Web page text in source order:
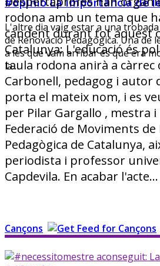
L'altre dia vaig estar a una
de Renovació Pedagògica. Una de
a les que vam arribar és que era
la…
rodona amb un tema que
candent durant tot aquest
Catalunya: L'educació és
taula rodona anirà a càrrec
Carbonell, pedagog i autor
porta el mateix nom, i es
per Pilar Gargallo , mestra
Federació de Moviments de
Pedagògica de Catalunya,
periodista i professor
Capdevila. En acabar l'acte…
Cançons